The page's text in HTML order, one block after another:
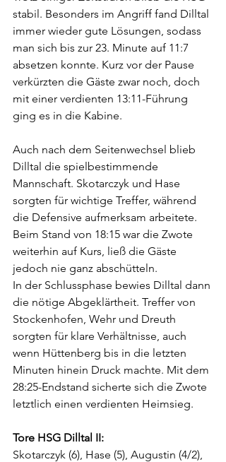
stabil. Besonders im Angriff fand Dilltal
immer wieder gute Lösungen, sodass
man sich bis zur 23. Minute auf 11:7
absetzen konnte. Kurz vor der Pause
verkürzten die Gäste zwar noch, doch
mit einer verdienten 13:11-Führung
ging es in die Kabine.
Auch nach dem Seitenwechsel blieb
Dilltal die spielbestimmende
Mannschaft. Skotarczyk und Hase
sorgten für wichtige Treffer, während
die Defensive aufmerksam arbeitete.
Beim Stand von 18:15 war die Zwote
weiterhin auf Kurs, ließ die Gäste
jedoch nie ganz abschütteln.
In der Schlussphase bewies Dilltal dann
die nötige Abgeklärtheit. Treffer von
Stockenhofen, Wehr und Dreuth
sorgten für klare Verhältnisse, auch
wenn Hüttenberg bis in die letzten
Minuten hinein Druck machte. Mit dem
28:25-Endstand sicherte sich die Zwote
letztlich einen verdienten Heimsieg.
Tore HSG Dilltal II:
Skotarczyk (6), Hase (5), Augustin (4/2),